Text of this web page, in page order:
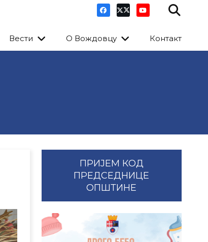
Вести О Вождовцу Контакт
ПРИЈЕМ КОД
ПРЕДСЕДНИЦЕ
ОПШТИНЕ